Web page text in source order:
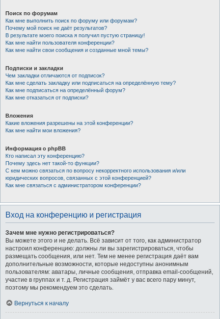
Поиск по форумам
Как мне выполнить поиск по форуму или форумам?
Почему мой поиск не даёт результатов?
В результате моего поиска я получил пустую страницу!
Как мне найти пользователя конференции?
Как мне найти свои сообщения и созданные мной темы?
Подписки и закладки
Чем закладки отличаются от подписок?
Как мне сделать закладку или подписаться на определённую тему?
Как мне подписаться на определённый форум?
Как мне отказаться от подписки?
Вложения
Какие вложения разрешены на этой конференции?
Как мне найти мои вложения?
Информация о phpBB
Кто написал эту конференцию?
Почему здесь нет такой-то функции?
С кем можно связаться по вопросу некорректного использования и/или
юридических вопросов, связанных с этой конференцией?
Как мне связаться с администратором конференции?
Вход на конференцию и регистрация
Зачем мне нужно регистрироваться?
Вы можете этого и не делать. Всё зависит от того, как администратор
настроил конференцию: должны ли вы зарегистрироваться, чтобы
размещать сообщения, или нет. Тем не менее регистрация даёт вам
дополнительные возможности, которые недоступны анонимным
пользователям: аватары, личные сообщения, отправка email-сообщений,
участие в группах и т. д. Регистрация займёт у вас всего пару минут,
поэтому мы рекомендуем это сделать.
Вернуться к началу